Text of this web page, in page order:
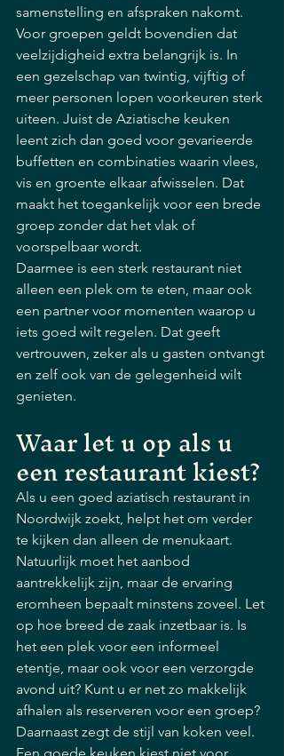
samenstelling en afspraken nakomt.
Voor groepen geldt bovendien dat
veelzijdigheid extra belangrijk is. In
een gezelschap van twintig, vijftig of
meer personen lopen voorkeuren sterk
uiteen. Juist de Aziatische keuken
leent zich dan goed voor gevarieerde
buffetten en combinaties waarin vlees,
vis en groente elkaar afwisselen. Dat
maakt het toegankelijk voor een brede
groep zonder dat het vlak of
voorspelbaar wordt.
Daarmee is een sterk restaurant niet
alleen een plek om te eten, maar ook
een partner voor momenten waarop u
iets goed wilt regelen. Dat geeft
vertrouwen, zeker als u gasten ontvangt
en zelf ook van de gelegenheid wilt
genieten.
Waar let u op als u
een restaurant kiest?
Als u een goed aziatisch restaurant in
Noordwijk zoekt, helpt het om verder
te kijken dan alleen de menukaart.
Natuurlijk moet het aanbod
aantrekkelijk zijn, maar de ervaring
eromheen bepaalt minstens zoveel. Let
op hoe breed de zaak inzetbaar is. Is
het een plek voor een informeel
etentje, maar ook voor een verzorgde
avond uit? Kunt u er net zo makkelijk
afhalen als reserveren voor een groep?
Daarnaast zegt de stijl van koken veel.